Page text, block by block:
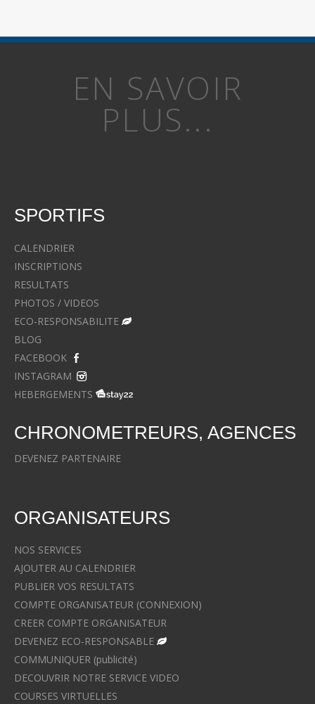
EN SAVOIR
PLUS...
SPORTIFS
CALENDRIER
INSCRIPTIONS
RESULTATS
PHOTOS / VIDEOS
ECO-RESPONSABILITE
BLOG
FACEBOOK
INSTAGRAM
HEBERGEMENTS
CHRONOMETREURS, AGENCES
DEVENEZ PARTENAIRE
ORGANISATEURS
NOS SERVICES
AJOUTER AU CALENDRIER
PUBLIER VOS RESULTATS
COMPTE ORGANISATEUR (CONNEXION)
CREER COMPTE ORGANISATEUR
DEVENEZ ECO-RESPONSABLE
COMMUNIQUER (publicité)
DECOUVRIR NOTRE SERVICE VIDEO
COURSES VIRTUELLES